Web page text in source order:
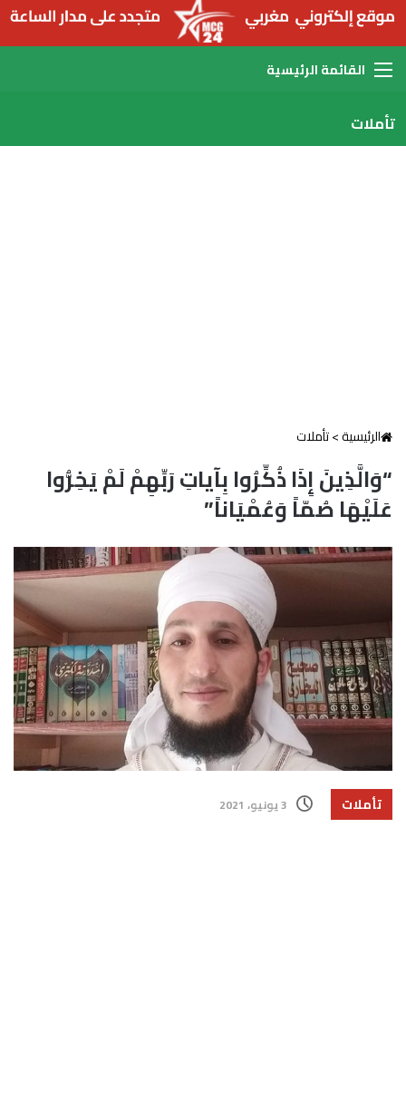
القائمة
تأملات
الرئيسية>تأملات
“وَالَّذِينَ إِذَا ذُكِّرُوا بِآياتِ رَبِّهِمْ لَمْ يَخِرُّوا
عَلَيْهَا صُمّاً وَعُمْيَاناً”
تأملات 3 يونيو، 2021